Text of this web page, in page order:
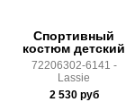
Спортивный
костюм детский
72206302-6141 -
Lassie
2 530руб